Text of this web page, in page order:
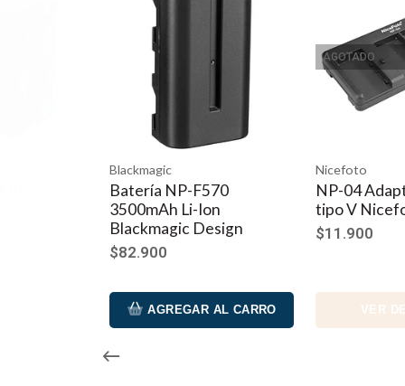
Blackmagic
Batería NP-F570
3500mAh Li-Ion
Blackmagic Design
$82.900
AGREGAR AL CARRO
AGOTADO
Nicefoto
NP-04
tipo V
$11.900
VER